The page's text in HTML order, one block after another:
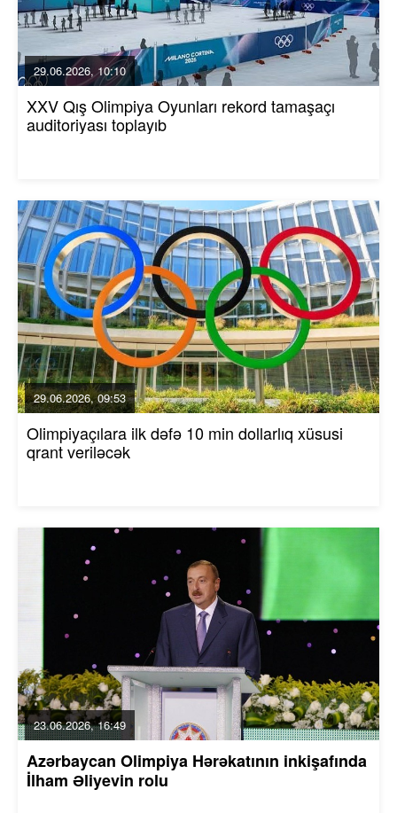
29.06.2026, 10:10
XXV Qış Olimpiya Oyunları rekord tamaşaçı
auditoriyası toplayıb
29.06.2026, 09:53
Olimpiyaçılara ilk dəfə 10 min dollarlıq xüsusi
qrant veriləcək
23.06.2026, 16:49
Azərbaycan Olimpiya Hərəkatının inkişafında
İlham Əliyevin rolu